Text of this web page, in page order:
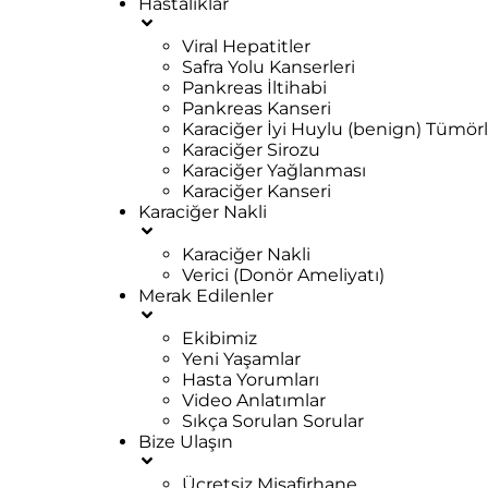
Viral Hepatitler
Safra Yolu Kanserleri
Pankreas İltihabi
Pankreas Kanseri
Karaciğer İyi Huylu (benign)
Karaciğer Sirozu
Karaciğer Yağlanması
Karaciğer Kanseri
Karaciğer Nakli
Karaciğer Nakli
Verici (Donör Ameliyatı)
Merak Edilenler
Ekibimiz
Yeni Yaşamlar
Hasta Yorumları
Video Anlatımlar
Sıkça Sorulan Sorular
Bize Ulaşın